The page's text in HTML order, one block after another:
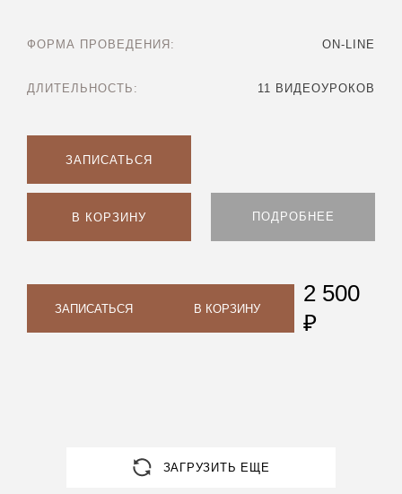
ФОРМА ПРОВЕДЕНИЯ: ON-LINE
ДЛИТЕЛЬНОСТЬ: 11 ВИДЕОУРОКОВ
ЗАПИСАТЬСЯ
В КОРЗИНУ ПОДРОБНЕЕ
ЗАПИСАТЬСЯ В КОРЗИНУ
2 500
₽
ЗАГРУЗИТЬ ЕЩЕ